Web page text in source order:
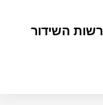
השידור